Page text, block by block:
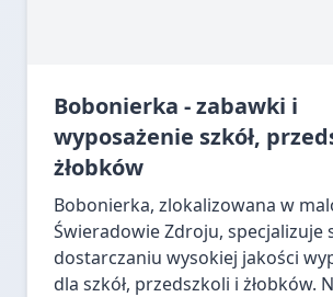
Bobonierka - zabawki i
wyposażenie szkół,
żłobków
Bobonierka, zlokalizowana w
Świeradowie Zdroju, specjalizuje
dostarczaniu wysokiej jakości
dla szkół, przedszkoli i żłobków.